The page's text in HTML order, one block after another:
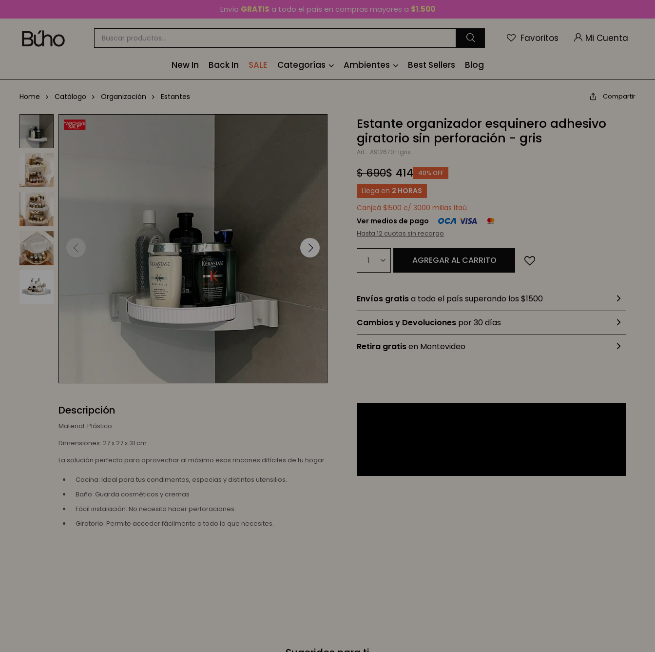
En Montevideo, envío en 2 horas disponible
Cambios y devoluciones gratispor 30 días
EnvíoGRATISa todo el país en compras mayores a$1.500
New In Back In SALE Categorías Ambientes Best Sellers Blog
Favoritos
Home Catálogo Organización Estantes Compartir
Estante organizador esquinero adhesivo
giratorio sin perforación - gris
A912670-1gris
$ 414
$690 40
Canjeá $1500 c/ 3000 millas Itaú
Llega en 2 HORAS
Ver medios de pago
Hasta 12 cuotas sin recargo
1 AGREGAR AL CARRITO
Envíos gratisa todo el país superando los $1500
Cambios y Devoluciones por 30 días
Retira gratisen Montevideo
Descripción
Material: Plástico
Dimensiones: 27 x 27 x 31 cm
La solución perfecta para aprovechar al máximo esos rincones difíciles de tu hogar.
Cocina: Ideal para tus condimentos, especias y distintos utensilios.
Baño: Guarda cosméticos y cremas
Fácil instalación: No necesita hacer perforaciones.
Giratorio: Permite acceder fácilmente a todo lo que necesites.